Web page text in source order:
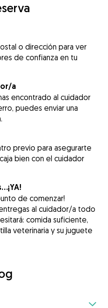
o dirección para ver
de confianza en tu
a
encontrado al cuidador
puedes enviar una
previo para asegurarte
bien con el cuidador
de comenzar!
al cuidador/a todo
comida suficiente,
veterinaria y su juguete